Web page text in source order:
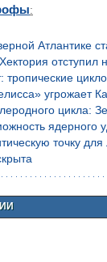
:
Атлантике
угрожает
цикла:
ядерного
точку